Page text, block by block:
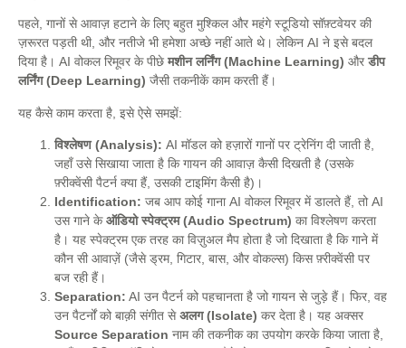
पहले, गानों से आवाज़ हटाने के लिए बहुत मुश्किल और महंगे स्टूडियो सॉफ़्टवेयर की
ज़रूरत पड़ती थी, और नतीजे भी हमेशा अच्छे नहीं आते थे। लेकिन AI ने इसे बदल
दिया है। AI वोकल रिमूवर के पीछे मशीन लर्निंग (Machine Learning) और डीप
लर्निंग (Deep Learning) जैसी तकनीकें काम करती हैं।
यह कैसे काम करता है, इसे ऐसे समझें:
विश्लेषण (Analysis): AI मॉडल को हज़ारों गानों पर ट्रेनिंग दी जाती है,
जहाँ उसे सिखाया जाता है कि गायन की आवाज़ कैसी दिखती है (उसके
फ़्रीक्वेंसी पैटर्न क्या हैं, उसकी टाइमिंग कैसी है)।
Identification: जब आप कोई गाना AI वोकल रिमूवर में डालते हैं, तो AI
उस गाने केऑडियो स्पेक्ट्रम (Audio Spectrum) का विश्लेषण करता
है। यह स्पेक्ट्रम एक तरह का विज़ुअल मैप होता है जो दिखाता है कि गाने में
कौन सी आवाज़ें (जैसे ड्रम, गिटार, बास, और वोकल्स) किस फ़्रीक्वेंसी पर
बज रही हैं।
Separation: AI उन पैटर्न को पहचानता है जो गायन से जुड़े हैं। फिर, वह
उन पैटर्नों को बाक़ी संगीत सेअलग (Isolate) कर देता है। यह अक्सर
Source Separation नाम की तकनीक का उपयोग करके किया जाता है,